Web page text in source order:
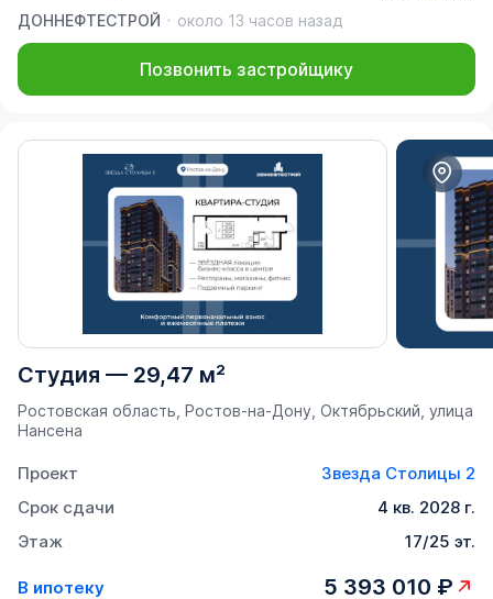
ДОННЕФТЕСТРОЙ
около 13 часов назад
Позвонить застройщику
Студия — 29,47 м²
Ростовская область, Ростов-на-Дону, Октябрьский, улица
Нансена
Проект
Звезда Столицы 2
Срок сдачи
4 кв. 2028 г.
Этаж
17/25 эт.
В ипотеку
5 393 010 ₽